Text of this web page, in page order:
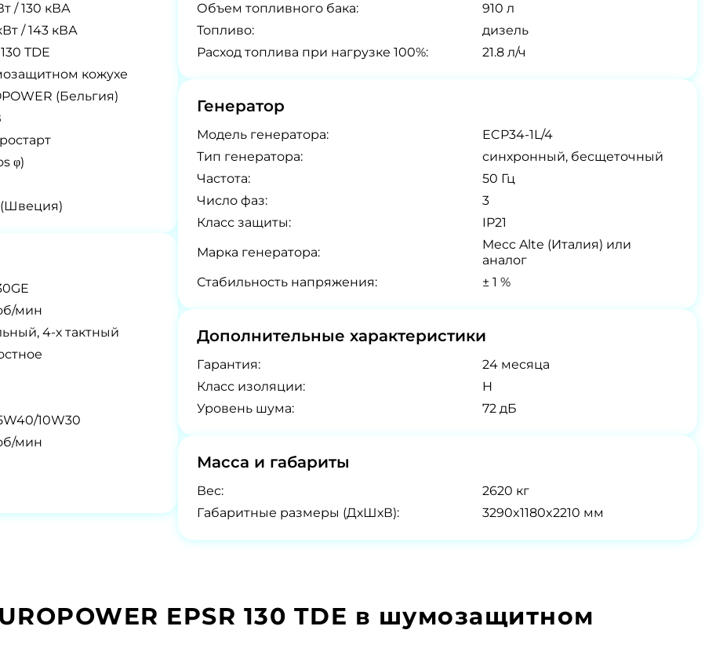
/ 130 кВА
/ 143 кВА
TDE
кожухе
(Бельгия)
φ)
(Швеция)
мин
4-х тактный
10W30
мин
Объем топливного бака:
910 л
Топливо:
дизель
Расход топлива при нагрузке 100%:
21.8 л/ч
Генератор
Модель генератора:
ECP34-1L/4
Tип генератора:
синхронный, бесщеточный
Частота:
50 Гц
Число фаз:
3
Класс защиты:
IP21
Марка генератора:
Mecc Alte (Италия) или
аналог
Стабильность напряжения:
± 1 %
Дополнительные характеристики
Гарантия:
24 месяца
Класс изоляции:
H
Уровень шума:
72 дБ
Масса и габариты
Вес:
2620 кг
Габаритные размеры (ДхШхВ):
3290x1180x2210 мм
EPSR 130 TDE в шумозащитном